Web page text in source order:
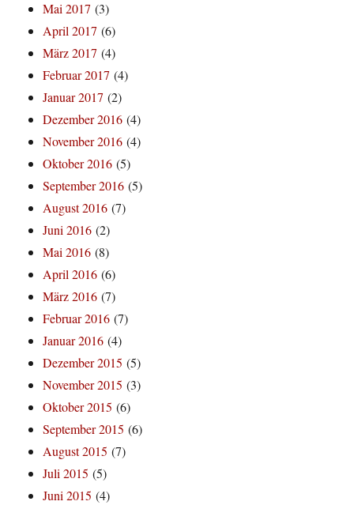
Mai 2017 (3)
April 2017 (6)
März 2017 (4)
Februar 2017 (4)
Januar 2017 (2)
Dezember 2016 (4)
November 2016 (4)
Oktober 2016 (5)
September 2016 (5)
August 2016 (7)
Juni 2016 (2)
Mai 2016 (8)
April 2016 (6)
März 2016 (7)
Februar 2016 (7)
Januar 2016 (4)
Dezember 2015 (5)
November 2015 (3)
Oktober 2015 (6)
September 2015 (6)
August 2015 (7)
Juli 2015 (5)
Juni 2015 (4)